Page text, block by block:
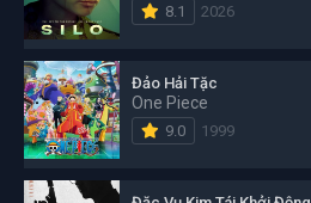
8.1 2026
Đảo Hải Tặc
One Piece
9.0 1999